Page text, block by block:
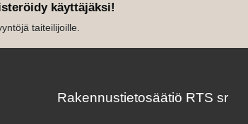
käyttäjäksi!
taiteilijoille.
Rakennustietosäätiö RTS sr